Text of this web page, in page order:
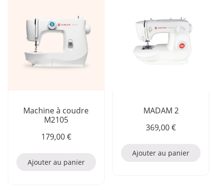
Machine à coudre
M2105
179,00€
Ajouter au panier
MADAM 2
369,00€
Ajouter au panier